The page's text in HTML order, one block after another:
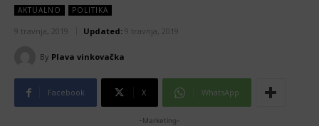
AKTUALNO POLITIKA
9 travnja, 2019 Updated: 9 travnja, 2019
By Plava vinkovačka
Facebook X WhatsApp
-Marketing-